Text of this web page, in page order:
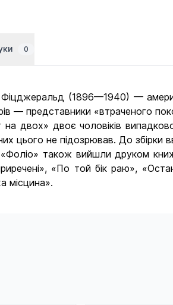
0
(1896—1940) —
— представники «втраченого
на двох» двоє чоловіків
цього не підозрював. До збірки
також вийшли друком
«По той бік раю»,
місцина».